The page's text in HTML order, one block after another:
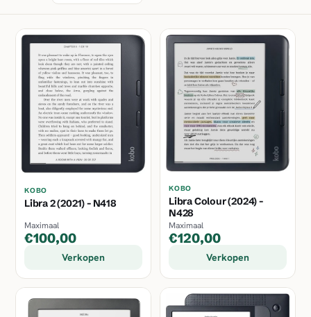
KOBO
Libra 2 (2021) - N418
Maximaal
€100,00
Verkopen
KOBO
Libra Colour (2024) -
N428
Maximaal
€120,00
Verkopen